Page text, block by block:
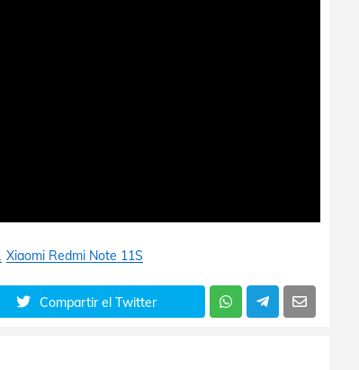
Xiaomi Redmi Note 11S
Compartir el Twitter